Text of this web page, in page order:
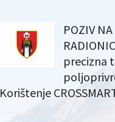
POZIV
precizna
Korištenje